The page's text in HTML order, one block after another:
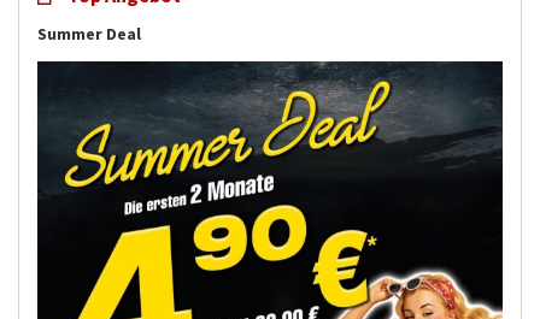
Summer Deal